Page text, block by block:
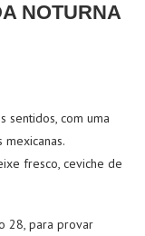
NOTURNA
sentidos, com uma
fresco, ceviche de
28, para provar